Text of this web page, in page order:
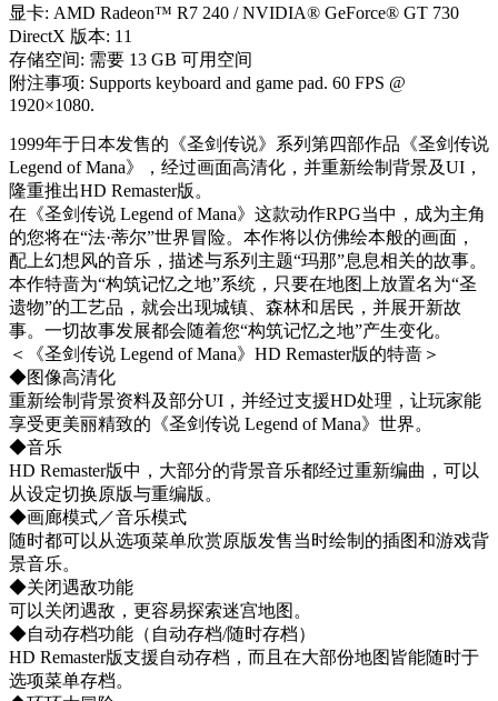
显卡: AMD Radeon™ R7 240 / NVIDIA® GeForce® GT 730
DirectX 版本: 11
存储空间: 需要 13 GB 可用空间
附注事项: Supports keyboard and game pad. 60 FPS @
1920×1080.
1999年于日本发售的《圣剑传说》系列第四部作品《圣剑传说
Legend of Mana》，经过画面高清化，并重新绘制背景及UI，
隆重推出HD Remaster版。
在《圣剑传说 Legend of Mana》这款动作RPG当中，成为主角
的您将在“法·蒂尔”世界冒险。本作将以仿佛绘本般的画面，
配上幻想风的音乐，描述与系列主题“玛那”息息相关的故事。
本作特啬为“构筑记忆之地”系统，只要在地图上放置名为“圣
遗物”的工艺品，就会出现城镇、森林和居民，并展开新故
事。一切故事发展都会随着您“构筑记忆之地”产生变化。
＜《圣剑传说 Legend of Mana》HD Remaster版的特啬＞
◆图像高清化
重新绘制背景资料及部分UI，并经过支援HD处理，让玩家能
享受更美丽精致的《圣剑传说 Legend of Mana》世界。
◆音乐
HD Remaster版中，大部分的背景音乐都经过重新编曲，可以
从设定切换原版与重编版。
◆画廊模式／音乐模式
随时都可以从选项菜单欣赏原版发售当时绘制的插图和游戏背
景音乐。
◆关闭遇敌功能
可以关闭遇敌，更容易探索迷宫地图。
◆自动存档功能（自动存档/随时存档）
HD Remaster版支援自动存档，而且在大部份地图皆能随时于
选项菜单存档。